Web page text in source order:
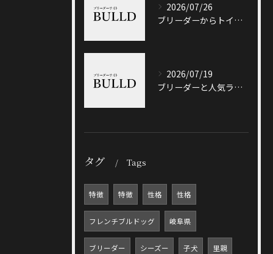
2026/07/26
ブリーダーからトイプードルを迎える前に知っておきたい選び方と価格相場のポイント
2026/07/19
ブリーダーと人気ランキングで土岐市の選び方や信頼性を徹底解説
タグ Tags
特徴 特徴 性格 性格
フレンチブルドッグ 岐阜県
ブリーダー シーズー 子犬 里親